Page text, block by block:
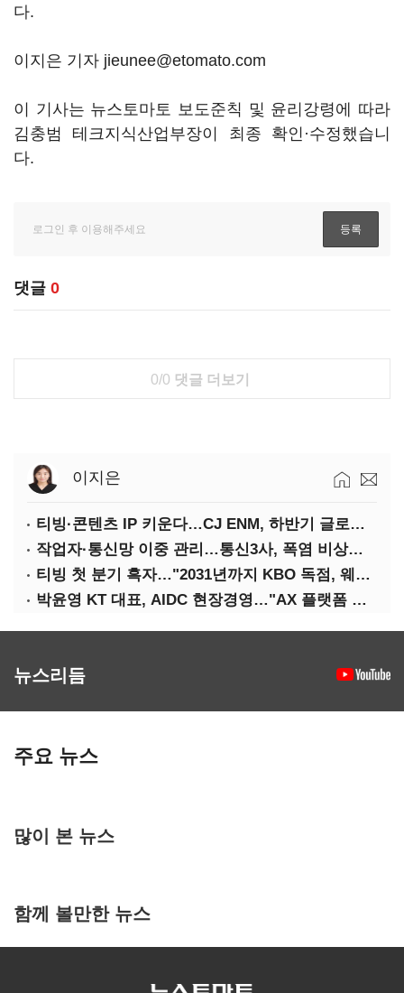
다.
이지은 기자 jieunee@etomato.com
이 기사는 뉴스토마토 보도준칙 및 윤리강령에 따라
김충범 테크지식산업부장이 최종 확인·수정했습니
다.
댓글 0
0/0 댓글 더보기
이지은
티빙·콘텐츠 IP 키운다…CJ ENM, 하반기 글로벌 확장 가속
작업자·통신망 이중 관리…통신3사, 폭염 비상대응 돌입
티빙 첫 분기 흑자…"2031년까지 KBO 독점, 웨이브 합병도 속도"
박윤영 KT 대표, AIDC 현장경영…"AX 플랫폼 핵심 인프라로 키운다"
뉴스리듬
주요 뉴스
많이 본 뉴스
함께 볼만한 뉴스